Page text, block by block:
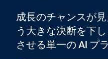
成長のチャンスが
う大きな決断を下
させる単一の AI プ